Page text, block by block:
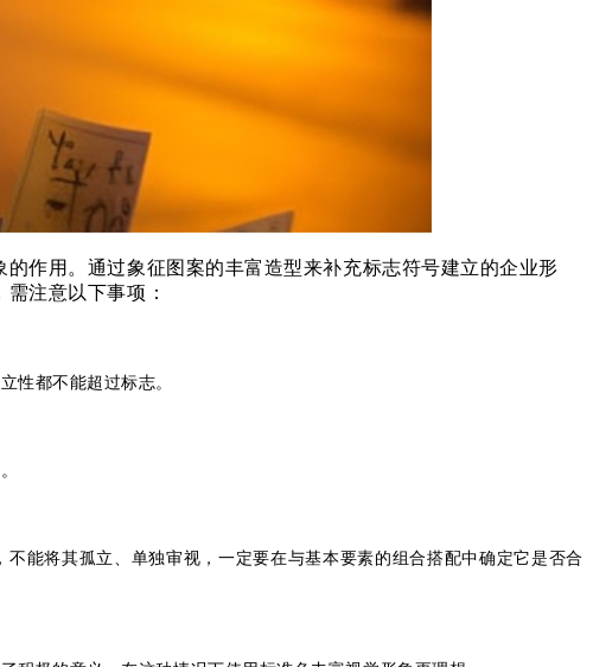
作用。通过象征图案的丰富造型来补充标志符号建立的企业形
注意以下事项：
性都不能超过标志。
能将其孤立、单独审视，一定要在与基本要素的组合搭配中确定它是否合